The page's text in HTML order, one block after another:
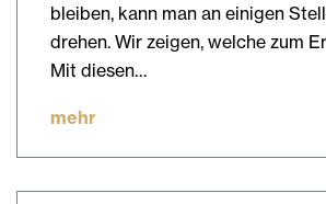
bleiben, kann man an einigen
drehen. Wir zeigen, welche zum
Mit diesen…
mehr